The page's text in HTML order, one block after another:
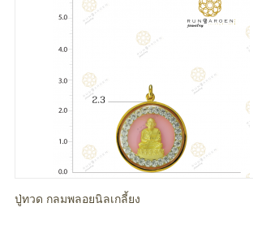
ปู่ทวด กลมพลอยนิลเกลี้ยง